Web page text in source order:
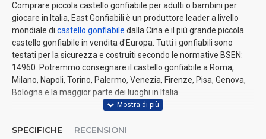
Comprare piccola castello gonfiabile per adulti o bambini per
giocare in Italia, East Gonfiabili è un produttore leader a livello
mondiale di castello gonfiabile dalla Cina e il più grande piccola
castello gonfiabile in vendita d'Europa. Tutti i gonfiabili sono
testati per la sicurezza e costruiti secondo le normative BSEN:
14960. Potremmo consegnare il castello gonfiabile a Roma,
Milano, Napoli, Torino, Palermo, Venezia, Firenze, Pisa, Genova,
Bologna e la maggior parte dei luoghi in Italia.
SPECIFICHE RECENSIONI